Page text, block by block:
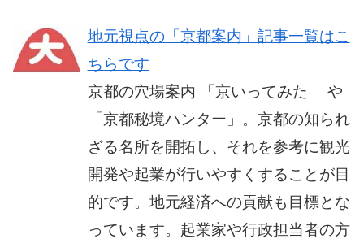
地元視点の「京都案内」記事一覧はこ
ちらです
京都の穴場案内 「京いってみた」 や
「京都秘境ハンター」。京都の知られ
ざる名所を開拓し、それを参考に観光
開発や起業が行いやすくすることが目
的です。地元経済への貢献も目標とな
っています。起業家や行政担当者の方